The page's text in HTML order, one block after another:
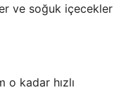
ve soğuk içecekler
o kadar hızlı